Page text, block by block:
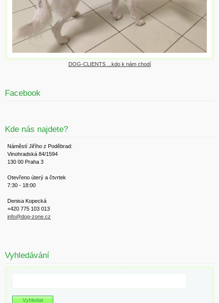
DOG-CLIENTS ...kdo k nám chodí
Facebook
Kde nás najdete?
Náměstí Jiřího z Poděbrad:
Vinohradská 84/1594
130 00 Praha 3
Otevřeno úterý a čtvrtek
7:30 - 18:00
Denisa Kopecká
+420 775 103 013
info@dog-zone.cz
Vyhledávání